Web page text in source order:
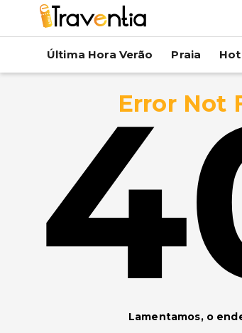
Última Hora Verão Praia
Error Not
Lamentamos, o